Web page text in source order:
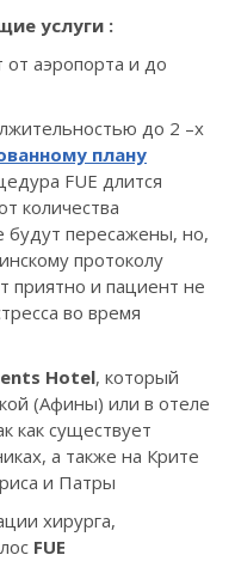
услуги :
от аэропорта и до
до 2 –х
плану
FUE длится
количества
будут пересажены, но,
протоколу
приятно и пациент не
во время
Hotel, который
(Афины) или в отеле
как существует
а также на Крите
и Патры
хирурга,
FUE